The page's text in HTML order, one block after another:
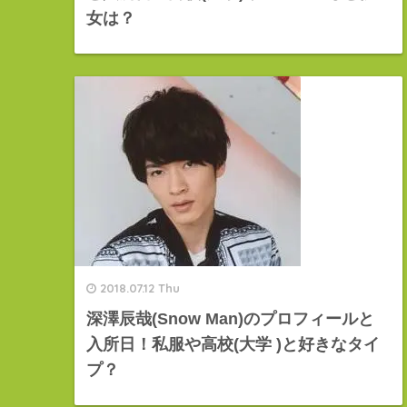
女は？
2018.07.12 Thu
深澤辰哉(Snow Man)のプロフィールと
入所日！私服や高校(大学 )と好きなタイ
プ？